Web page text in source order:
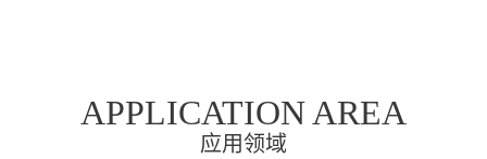
APPLICATION AREA
应用领域